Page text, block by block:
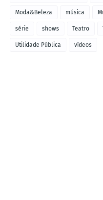
Moda&Beleza música
série shows Teatro
Utilidade Pública vídeos